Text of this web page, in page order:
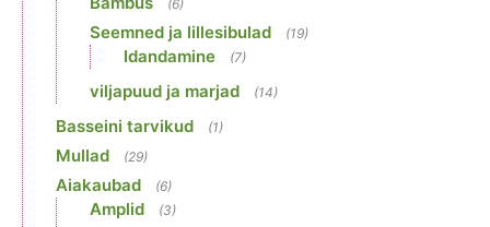
(6)
Seemned ja lillesibulad (19)
Idandamine (7)
viljapuud ja marjad (14)
Basseini tarvikud (1)
Mullad (29)
Aiakaubad (6)
Amplid (3)